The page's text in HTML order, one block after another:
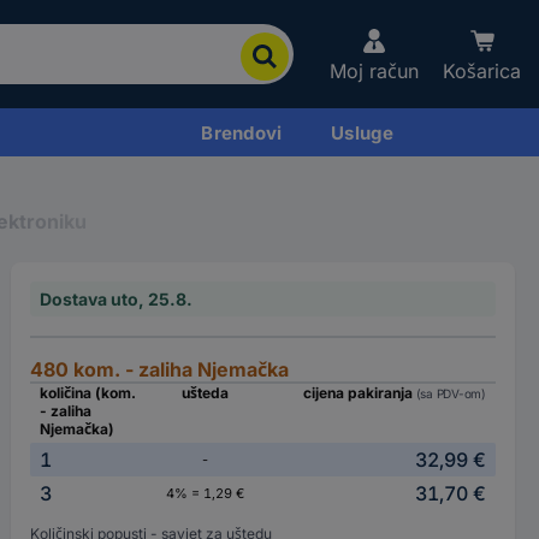
Moj račun Košarica
Brendovi Usluge
Dostava uto, 25.8.
480 kom. - zaliha Njemačka
količina (kom.
- zaliha
Njemačka)
ušteda cijena pakiranja (sa PDV-om)
1 -
32,99 €
3
4% = 1,29 € 31,70 €
Količinski popusti - savjet za uštedu